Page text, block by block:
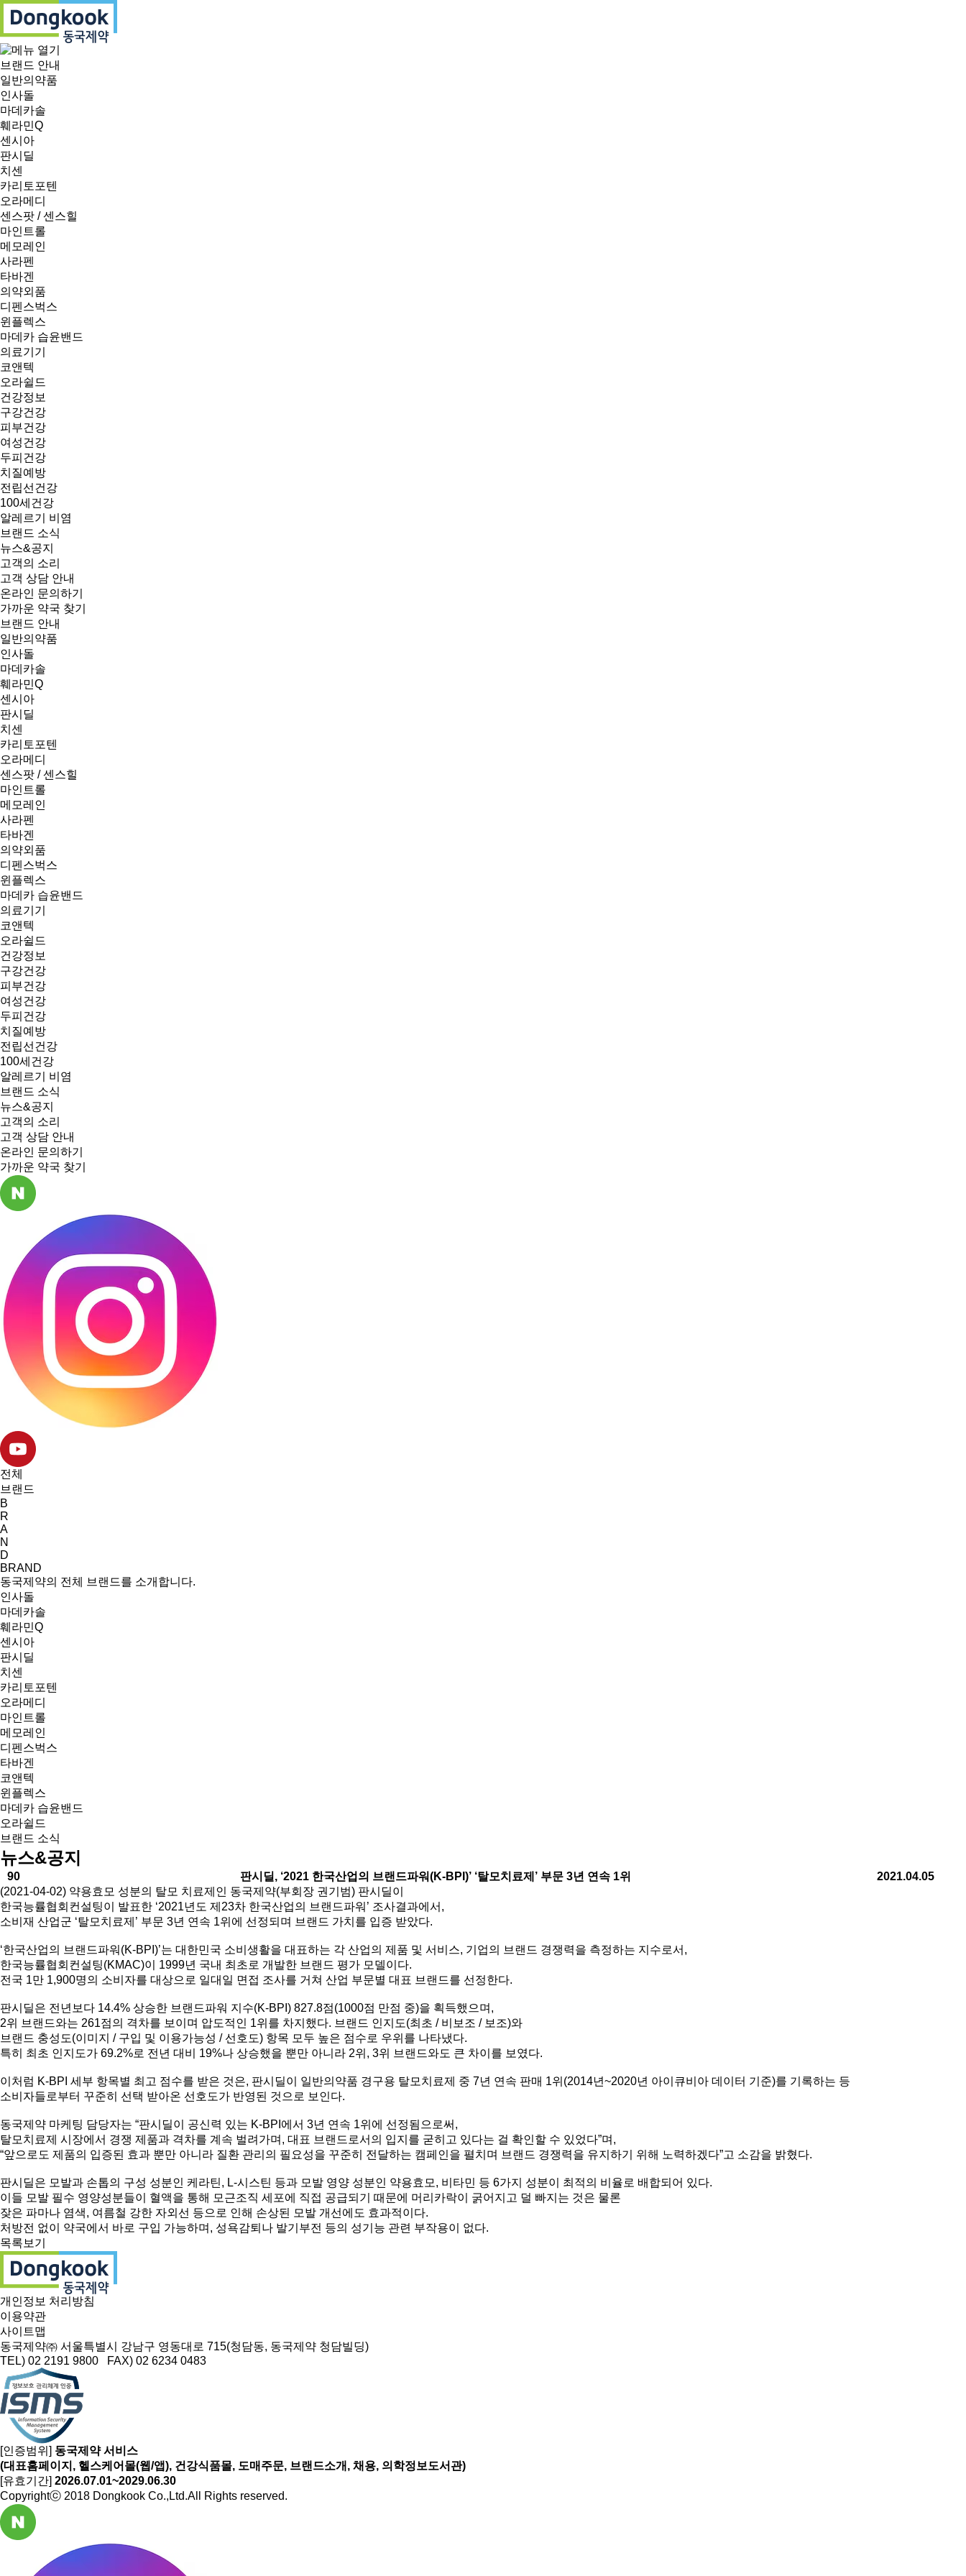
브랜드 안내
일반의약품
인사돌
마데카솔
훼라민Q
센시아
판시딜
치센
카리토포텐
오라메디
센스팟 / 센스힐
마인트롤
메모레인
사라펜
타바겐
의약외품
디펜스벅스
윈플렉스
마데카 습윤밴드
의료기기
코앤텍
오라쉴드
건강정보
구강건강
피부건강
여성건강
두피건강
치질예방
전립선건강
100세건강
알레르기 비염
브랜드 소식
뉴스&공지
고객의 소리
고객 상담 안내
온라인 문의하기
가까운 약국 찾기
브랜드 안내
일반의약품
인사돌
마데카솔
훼라민Q
센시아
판시딜
치센
카리토포텐
오라메디
센스팟 / 센스힐
마인트롤
메모레인
사라펜
타바겐
의약외품
디펜스벅스
윈플렉스
마데카 습윤밴드
의료기기
코앤텍
오라쉴드
건강정보
구강건강
피부건강
여성건강
두피건강
치질예방
전립선건강
100세건강
알레르기 비염
브랜드 소식
뉴스&공지
고객의 소리
고객 상담 안내
온라인 문의하기
가까운 약국 찾기
전체
브랜드
B
R
A
N
D
BRAND
동국제약의 전체 브랜드를 소개합니다.
인사돌
마데카솔
훼라민Q
센시아
판시딜
치센
카리토포텐
오라메디
마인트롤
메모레인
디펜스벅스
타바겐
코앤텍
윈플렉스
마데카 습윤밴드
오라쉴드
브랜드 소식
뉴스&공지
90 판시딜, ‘2021 한국산업의 브랜드파워(K-BPI)’ ‘탈모치료제’ 부문 3년 연속 1위
2021.04.05
(2021-04-02) 약용효모 성분의 탈모 치료제인 동국제약(부회장 권기범) 판시딜이
한국능률협회컨설팅이 발표한 ‘2021년도 제23차 한국산업의 브랜드파워’ 조사결과에서,
소비재 산업군 ‘탈모치료제’ 부문 3년 연속 1위에 선정되며 브랜드 가치를 입증 받았다.
‘한국산업의 브랜드파워(K-BPI)’는 대한민국 소비생활을 대표하는 각 산업의 제품 및 서비스, 기업의 브랜드 경쟁력을 측정하는 지수로서,
한국능률협회컨설팅(KMAC)이 1999년 국내 최초로 개발한 브랜드 평가 모델이다.
전국 1만 1,900명의 소비자를 대상으로 일대일 면접 조사를 거쳐 산업 부문별 대표 브랜드를 선정한다.
판시딜은 전년보다 14.4% 상승한 브랜드파워 지수(K-BPI) 827.8점(1000점 만점 중)을 획득했으며,
2위 브랜드와는 261점의 격차를 보이며 압도적인 1위를 차지했다. 브랜드 인지도(최초 / 비보조 / 보조)와
브랜드 충성도(이미지 / 구입 및 이용가능성 / 선호도) 항목 모두 높은 점수로 우위를 나타냈다.
특히 최초 인지도가 69.2%로 전년 대비 19%나 상승했을 뿐만 아니라 2위, 3위 브랜드와도 큰 차이를 보였다.
이처럼 K-BPI 세부 항목별 최고 점수를 받은 것은, 판시딜이 일반의약품 경구용 탈모치료제 중 7년 연속 판매 1위(2014년~2020년 아이큐비아 데이터 기준)를 기록하는 등
소비자들로부터 꾸준히 선택 받아온 선호도가 반영된 것으로 보인다.
동국제약 마케팅 담당자는 “판시딜이 공신력 있는 K-BPI에서 3년 연속 1위에 선정됨으로써,
탈모치료제 시장에서 경쟁 제품과 격차를 계속 벌려가며, 대표 브랜드로서의 입지를 굳히고 있다는 걸 확인할 수 있었다”며,
“앞으로도 제품의 입증된 효과 뿐만 아니라 질환 관리의 필요성을 꾸준히 전달하는 캠페인을 펼치며 브랜드 경쟁력을 유지하기 위해 노력하겠다”고 소감을 밝혔다.
판시딜은 모발과 손톱의 구성 성분인 케라틴, L-시스틴 등과 모발 영양 성분인 약용효모, 비타민 등 6가지 성분이 최적의 비율로 배합되어 있다.
이들 모발 필수 영양성분들이 혈액을 통해 모근조직 세포에 직접 공급되기 때문에 머리카락이 굵어지고 덜 빠지는 것은 물론
잦은 파마나 염색, 여름철 강한 자외선 등으로 인해 손상된 모발 개선에도 효과적이다.
처방전 없이 약국에서 바로 구입 가능하며, 성욕감퇴나 발기부전 등의 성기능 관련 부작용이 없다.
목록보기
개인정보 처리방침
이용약관
사이트맵
동국제약㈜ 서울특별시 강남구 영동대로 715(청담동, 동국제약 청담빌딩)
TEL) 02 2191 9800 FAX) 02 6234 0483
[인증범위] 동국제약 서비스
(대표홈페이지, 헬스케어몰(웹/앱), 건강식품몰, 도매주문, 브랜드소개, 채용, 의학정보도서관)
[유효기간] 2026.07.01~2029.06.30
Copyrightⓒ 2018 Dongkook Co.,Ltd.All Rights reserved.